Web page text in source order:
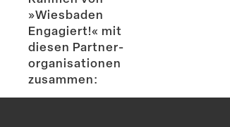
»Wiesbaden
Engagiert!« mit
diesen Partner­
or­ga­ni­sa­tionen
zusammen: